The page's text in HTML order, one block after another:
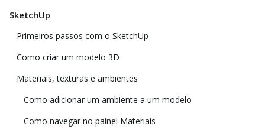
SketchUp
Primeiros passos com o SketchUp
Como criar um modelo 3D
Materiais, texturas e ambientes
Como adicionar um ambiente a um modelo
Como navegar no painel Materiais